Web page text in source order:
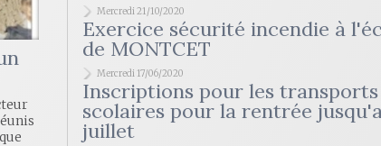
Mercredi 21/10/2020
Exercice sécurité incendie à
de MONTCET
Mercredi 17/06/2020
Inscriptions pour les transports
scolaires pour la rentrée
juillet